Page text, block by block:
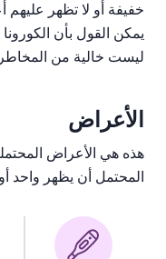
خفيفة أو لا تظهر
يمكن القول بأن
ليست خالية من
الأعراض
هذه هي الأعراض
المحتمل أن يظهر واحد